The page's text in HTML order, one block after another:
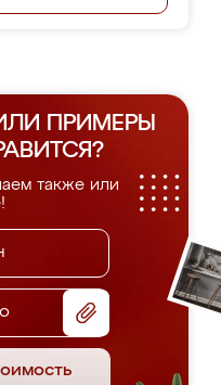
ПРИМЕРЫ
также или